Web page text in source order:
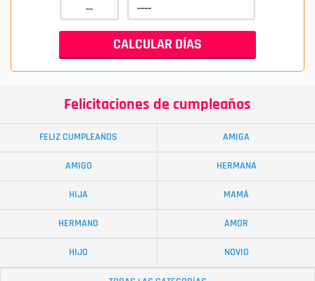
Felicitaciones de cumpleaños
FELIZ CUMPLEAÑOS AMIGA
AMIGO HERMANA
HIJA MAMÁ
HERMANO AMOR
HIJO NOVIO